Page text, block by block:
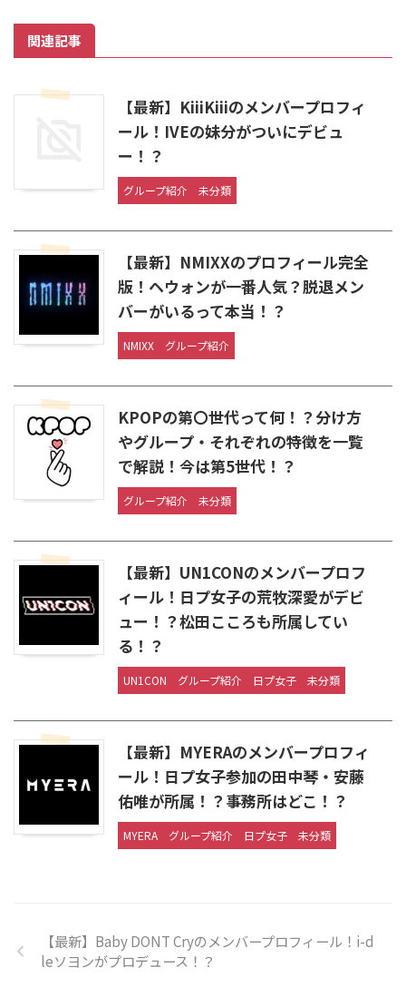
関連記事
【最新】KiiiKiiiのメンバープロフィ
ール！IVEの妹分がついにデビュ
ー！？
グループ紹介 未分類
【最新】NMIXXのプロフィール完全
版！ヘウォンが一番人気？脱退メン
バーがいるって本当！？
NMIXX グループ紹介
KPOPの第〇世代って何！？分け方
やグループ・それぞれの特徴を一覧
で解説！今は第5世代！？
グループ紹介 未分類
【最新】UN1CONのメンバープロフ
ィール！日プ女子の荒牧深愛がデビ
ュー！？松田こころも所属してい
る！？
UN1CON グループ紹介 日プ女子 未分類
【最新】MYERAのメンバープロフィ
ール！日プ女子参加の田中琴・安藤
佑唯が所属！？事務所はどこ！？
MYERA グループ紹介 日プ女子 未分類
【最新】Baby DONT Cryのメンバープロフィール！i-d
leソヨンがプロデュース！？